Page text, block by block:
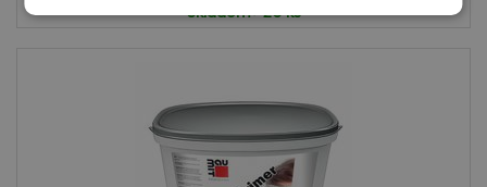
Skladom > 20 ks